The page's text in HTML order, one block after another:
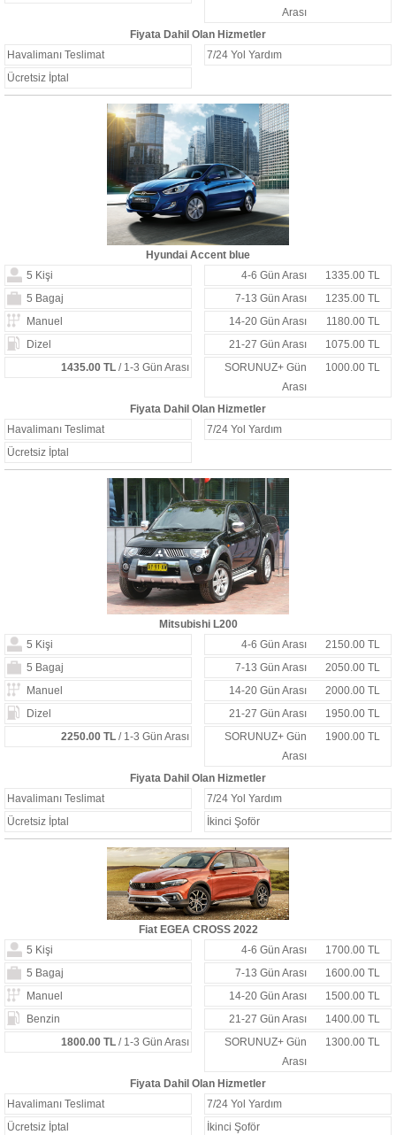
Arası
Fiyata Dahil Olan Hizmetler
Havalimanı Teslimat
7/24 Yol Yardım
Ücretsiz İptal
Hyundai Accent blue
5 Kişi
4-6 Gün Arası
1335.00 TL
5 Bagaj
7-13 Gün Arası
1235.00 TL
Manuel
14-20 Gün Arası
1180.00 TL
Dizel
21-27 Gün Arası
1075.00 TL
1435.00 TL/ 1-3 Gün Arası
SORUNUZ+ Gün
Arası
1000.00 TL
Fiyata Dahil Olan Hizmetler
Havalimanı Teslimat
7/24 Yol Yardım
Ücretsiz İptal
Mitsubishi L200
5 Kişi
4-6 Gün Arası
2150.00 TL
5 Bagaj
7-13 Gün Arası
2050.00 TL
Manuel
14-20 Gün Arası
2000.00 TL
Dizel
21-27 Gün Arası
1950.00 TL
2250.00 TL/ 1-3 Gün Arası
SORUNUZ+ Gün
Arası
1900.00 TL
Fiyata Dahil Olan Hizmetler
Havalimanı Teslimat
7/24 Yol Yardım
Ücretsiz İptal
İkinci Şoför
Fiat EGEA CROSS 2022
5 Kişi
4-6 Gün Arası
1700.00 TL
5 Bagaj
7-13 Gün Arası
1600.00 TL
Manuel
14-20 Gün Arası
1500.00 TL
Benzin
21-27 Gün Arası
1400.00 TL
1800.00 TL/ 1-3 Gün Arası
SORUNUZ+ Gün
Arası
1300.00 TL
Fiyata Dahil Olan Hizmetler
Havalimanı Teslimat
7/24 Yol Yardım
Ücretsiz İptal
İkinci Şoför